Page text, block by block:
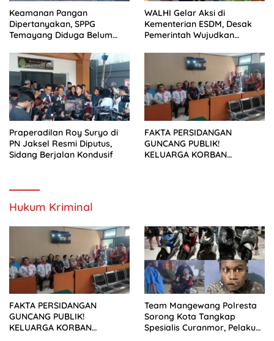
Keamanan Pangan
Dipertanyakan, SPPG
Temayang Diduga Belum
WALHI Gelar Aksi di
Kementerian ESDM, Desak
Pemerintah Wujudkan
Praperadilan Roy Suryo di
PN Jaksel Resmi Diputus,
Sidang Berjalan Kondusif
FAKTA PERSIDANGAN
GUNCANG PUBLIK!
KELUARGA KORBAN
Hukum Kriminal
FAKTA PERSIDANGAN
GUNCANG PUBLIK!
KELUARGA KORBAN
Team Mangewang Polresta
Sorong Kota Tangkap
Spesialis Curanmor, Pelaku